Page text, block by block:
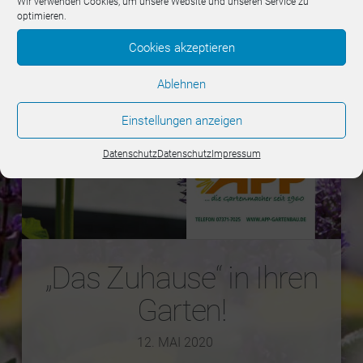
optimieren.
Cookies akzeptieren
Ablehnen
Einstellungen anzeigen
DatenschutzDatenschutzImpressum
„Das Zuhause“ in Ihren
Garten!
12. MAI 2020